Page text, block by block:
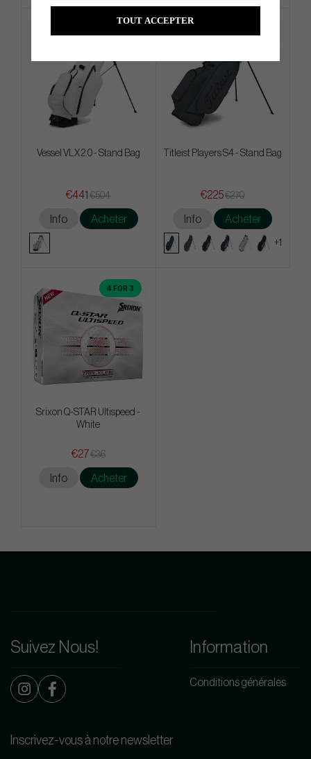
Vessel VLX 2.0 - Stand Bag
€441 €504
Info Acheter
Titleist Players S4 - Stand Bag
€225€270
Info Acheter
+1
4 FOR 3
Srixon Q-STAR Ultispeed -
White
€27€36
Info Acheter
Suivez Nous! Information
Conditions générales
Inscrivez-vous à notre newsletter
TOUT ACCEPTER